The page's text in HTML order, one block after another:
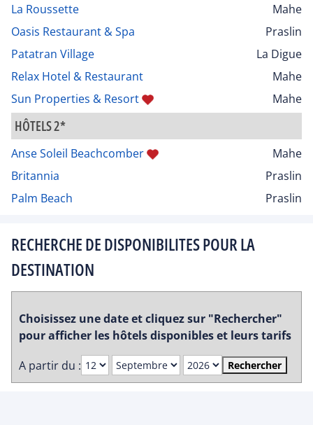
La Roussette
Mahe
Oasis Restaurant & Spa
Praslin
Patatran Village
La Digue
Relax Hotel & Restaurant
Mahe
Sun Properties & Resort
Mahe
HÔTELS 2*
Anse Soleil Beachcomber
Mahe
Britannia
Praslin
Palm Beach
Praslin
RECHERCHE DE DISPONIBILITES POUR LA
DESTINATION
Choisissez une date et cliquez sur "Rechercher"
pour afficher les hôtels disponibles et leurs tarifs
A partir du :
Rechercher